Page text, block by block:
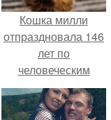
Кошка милли
отпраздновала 146
лет по
человеческим
Меркам и
претендует на